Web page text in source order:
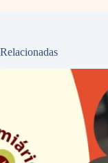
Relacionadas